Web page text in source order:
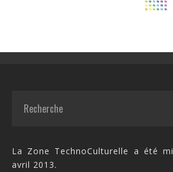
La Zone TechnoCulturelle a été
avril 2013.